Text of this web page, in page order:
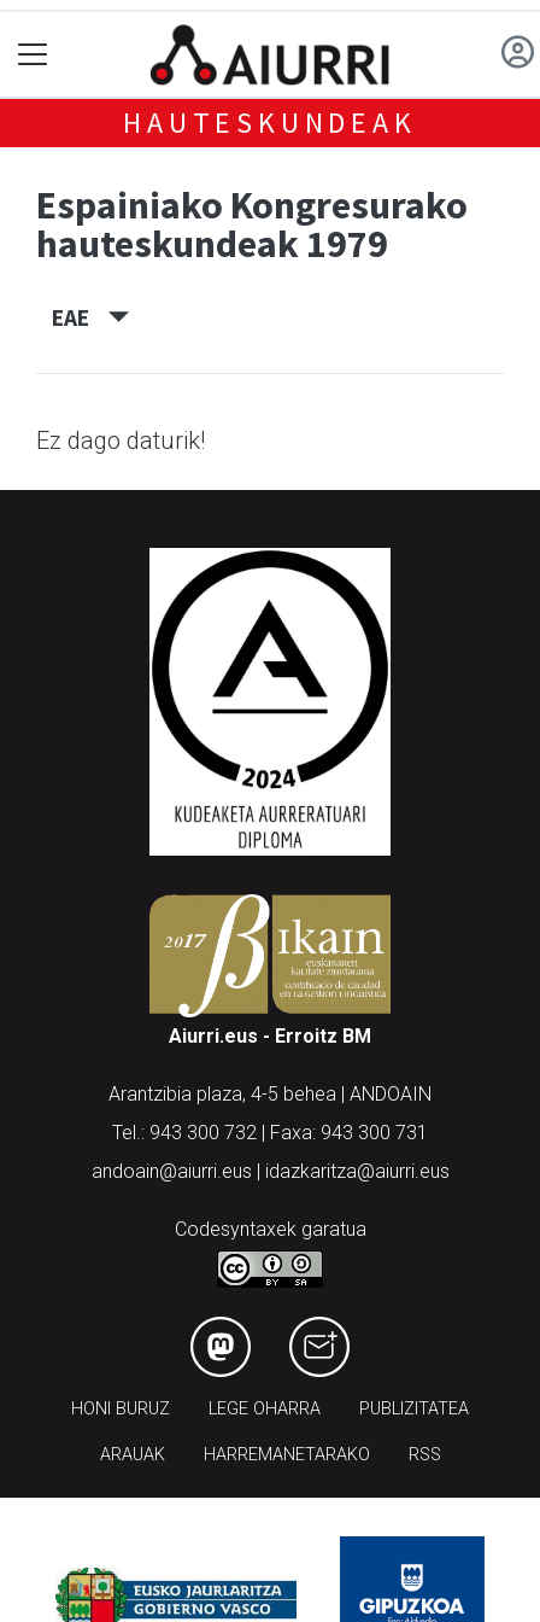
HAUTESKUNDEAK
Espainiako Kongresurako
hauteskundeak 1979
EAE
Ez dago daturik!
Aiurri.eus - Erroitz BM
Arantzibia plaza, 4-5 behea | ANDOAIN
Tel.: 943 300 732 | Faxa: 943 300 731
andoain@aiurri.eus | idazkaritza@aiurri.eus
Codesyntaxek garatua
HONI BURUZ LEGE OHARRA PUBLIZITATEA
ARAUAK HARREMANETARAKO RSS